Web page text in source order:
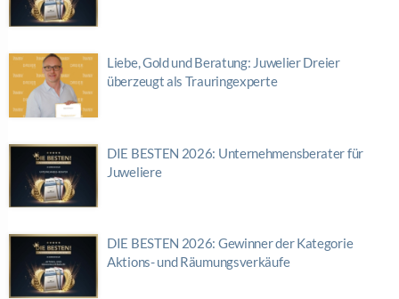
Liebe, Gold und Beratung: Juwelier Dreier
überzeugt als Trauringexperte
DIE BESTEN 2026: Unternehmensberater für
Juweliere
DIE BESTEN 2026: Gewinner der Kategorie
Aktions- und Räumungsverkäufe